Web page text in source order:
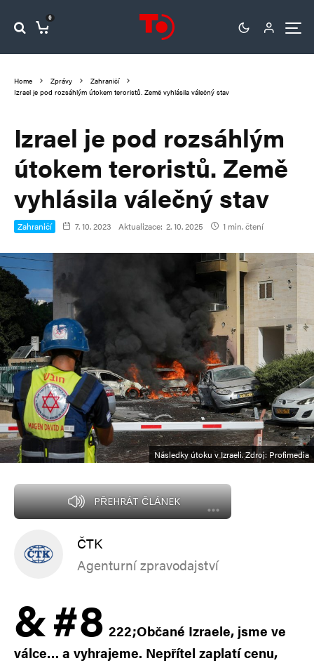
0
Home Zprávy
Zahraničí
Izrael je pod rozsáhlým útokem teroristů. Země vyhlásila válečný stav
Izrael je pod rozsáhlým
útokem teroristů. Země
vyhlásila válečný stav
Zahraničí 7. 10. 2023 Aktualizace: 2. 10. 2025 1 min. čtení
Následky útoku v Izraeli. Zdroj: Profimedia
PŘEHRÁT ČLÁNEK
ČTK
Agenturní zpravodajství
&#8 222;Občané Izraele, jsme ve
válce… a vyhrajeme. Nepřítel zaplatí cenu,